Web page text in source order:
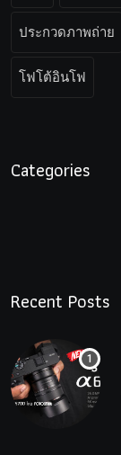
ประกวดภาพถ่าย
โฟโต้อินโฟ
Categories
Recent Posts